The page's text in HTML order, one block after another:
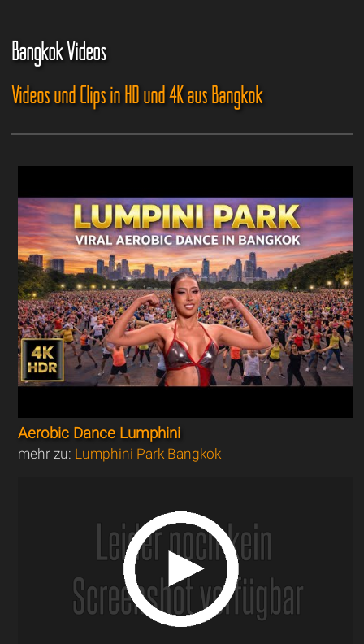
Bangkok Videos
Videos und Clips in HD und 4K aus Bangkok
Aerobic Dance Lumphini
mehr zu: Lumphini Park Bangkok